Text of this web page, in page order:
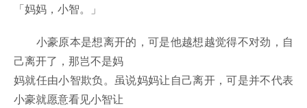
「妈妈，小智。」
小豪原本是想离开的，可是他越想越觉得不对劲，自
己离开了，那岂不是妈
妈就任由小智欺负。虽说妈妈让自己离开，可是并不代表
小豪就愿意看见小智让